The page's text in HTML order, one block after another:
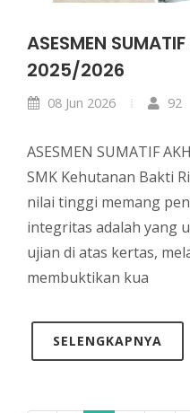
ASESMEN
2025/2026
08 Jun 2026 92
ASESMEN SUMATIF
SMK Kehutanan Bakti
nilai tinggi memang
integritas adalah yang
ujian di atas kertas,
membuktikan kua
SELENGKAPNYA